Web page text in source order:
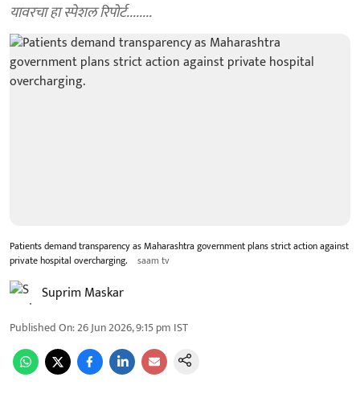
यावरचा हा स्पेशल रिपोर्ट........
Patients demand transparency as Maharashtra government plans strict action against
private hospital overcharging.
saam tv
Suprim Maskar
Published On:26 Jun 2026, 9:15 pm IST